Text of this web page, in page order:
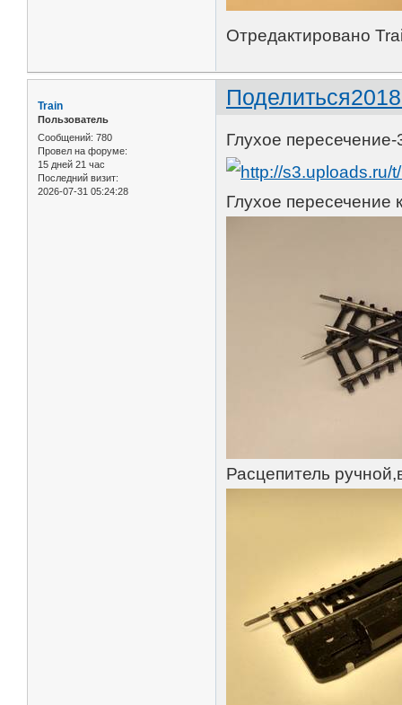
Отредактировано
Поделиться
Train
Пользователь
Сообщений: 780
Провел на форуме:
15 дней 21 час
Последний визит:
2026-07-31 05:24:28
Глухое
Глухое пересечение
Расцепитель